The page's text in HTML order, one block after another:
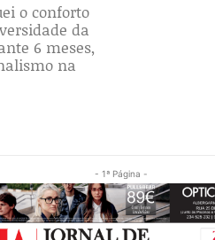
o conforto
da
6 meses,
na
- 1ª Página -